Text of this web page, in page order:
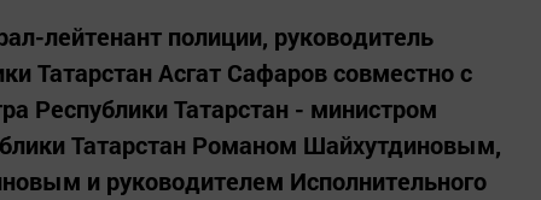
лейтенант полиции, руководитель
Татарстан Асгат Сафаров совместно с
Республики Татарстан - министром
Татарстан Романом Шайхутдиновым,
и руководителем Исполнительного